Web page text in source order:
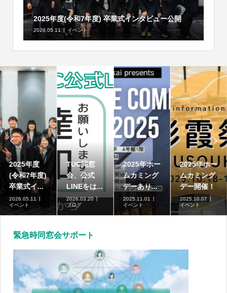
2025年度(令和7年度) 卒業式インタビュー公開
2026.05.11 イベント

高崎商科大
学短期大学
部の募集...
2026.07.01
ブログ
2025年度
(令和7年度)
卒業式イ...
2026.05.11
イベント
TUC同窓
会、公式
LINEをは...
2026.03.20
ブログ
2025年ホー
ムカミング
デーあり...
2025.11.01
イベント

緊急時同窓会サポート